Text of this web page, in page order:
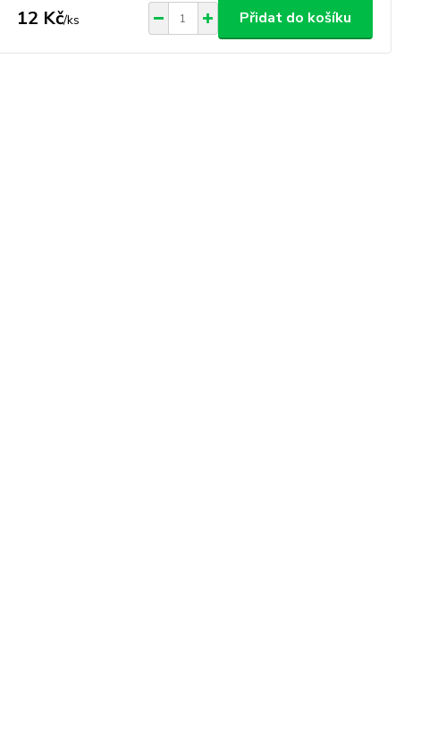
12 Kč/ks Přidat do košíku